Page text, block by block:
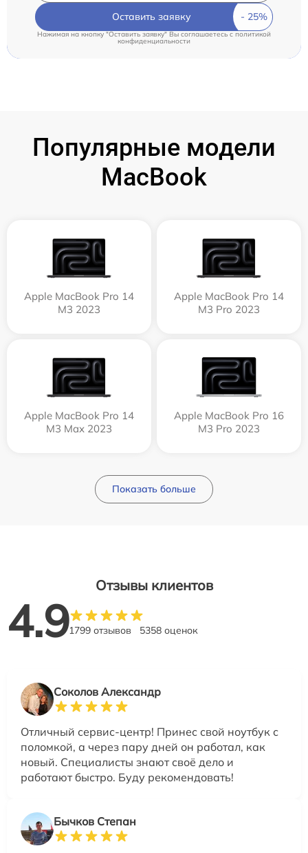
Оставить заявку
Нажимая на кнопку "Оставить заявку" Вы соглашаетесь cполитикой
конфиденциальности
Популярные модели
MacBook
Apple MacBook Pro 14
M3 2023
Apple MacBook Pro 14
M3 Pro 2023
Apple MacBook Pro 14
M3 Max 2023
Apple MacBook Pro 16
M3 Pro 2023
Показать больше
Отзывы клиентов
4.91799 отзывов 5358 оценок
Соколов Александр
Отличный сервис-центр! Принес свой ноутбук с
поломкой, а через пару дней он работал, как
новый. Специалисты знают своё дело и
работают быстро. Буду рекомендовать!
Бычков Степан